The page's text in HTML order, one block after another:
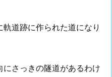
道跡に作られた道になり
さっきの隧道があるわけ